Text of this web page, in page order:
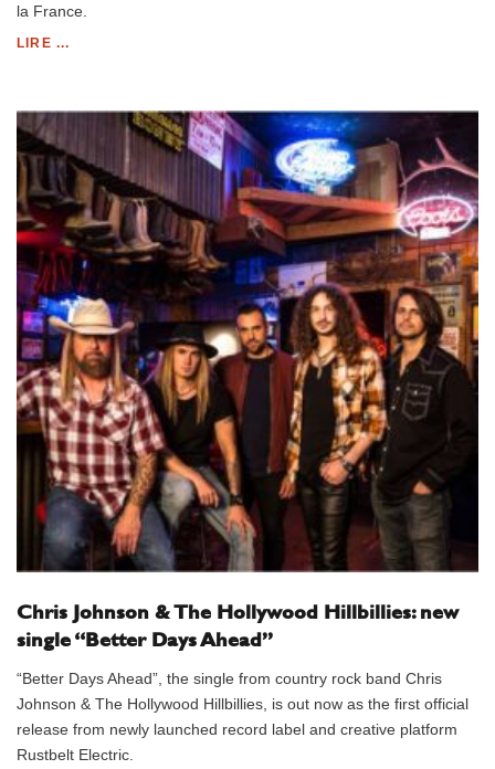
la France.
LIRE ...
Chris Johnson & The Hollywood Hillbillies: new
single “Better Days Ahead”
“Better Days Ahead”, the single from country rock band Chris
Johnson & The Hollywood Hillbillies, is out now as the first official
release from newly launched record label and creative platform
Rustbelt Electric.